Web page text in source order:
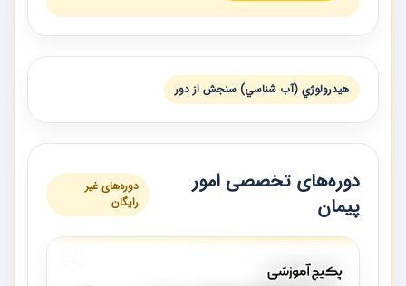
هيدرولوژي (آب شناسي) سنجش از دور
دوره‌های تخصصی امور
پیمان
دوره‌های غیر
رایگان